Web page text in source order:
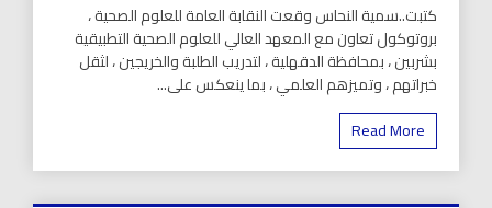
كتبت..سمية النحاس وقعت النقابة العامة للعلوم الصحية ،
بروتوكول تعاون مع المعهد العالي للعلوم الصحية التطبيقية
بشربين ، بمحافظة الدقهلية ، لتدريب الطلبة والخريجين ، لثقل
خبراتهم ، وتميزهم العلمي ، بما ينعكس على...
Read More